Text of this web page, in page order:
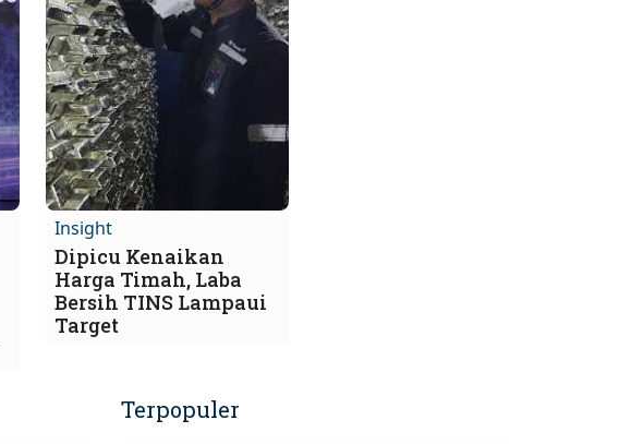
Insight
Dipicu Kenaikan
Harga Timah, Laba
Bersih TINS Lampaui
Target
Terpopuler